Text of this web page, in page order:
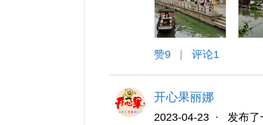
赞9 评论1
开心果丽娜
2023-04-23 ·
发布了